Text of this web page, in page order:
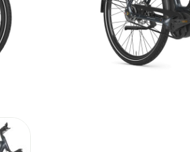
Proefrit aanvragen
Ik wil toch een ander model proberen